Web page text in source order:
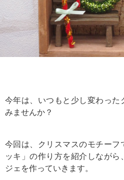
今年は、いつもと少し変わった
みませんか？
今回は、クリスマスのモチーフ
ッキ」の作り方を紹介しなが
ジェを作っていきます。